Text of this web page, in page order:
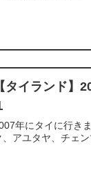
タイランド】
年にタイに行き
、アユタヤ、チェン